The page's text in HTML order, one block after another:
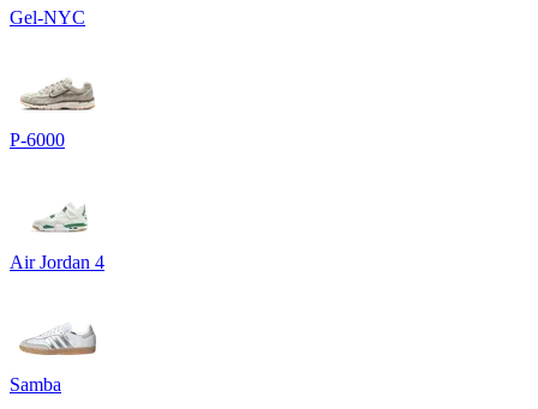
Gel-NYC
P-6000
Air Jordan 4
Samba